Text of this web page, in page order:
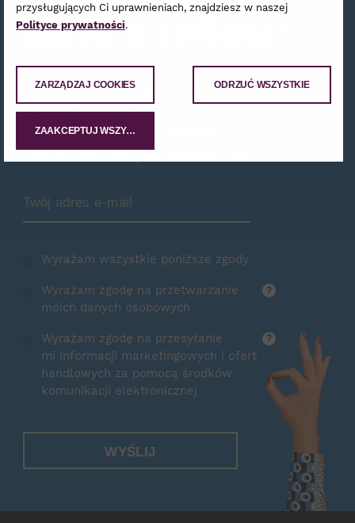
Bądźmy w kontakcie!
Zapisz się do naszego newslettera,
a raz na jakiś czas podrzucimy
Ci garść informacji o najnowszej
ofercie i najbliższych wydarzeniach.
Wyrażam wszystkie poniższe zgody
Wyrażam zgodę na przetwarzanie
moich danych osobowych
?
Wyrażam zgodę na przesyłanie
mi informacji marketingowych i ofert
handlowych za pomocą środków
komunikacji elektronicznej
?
WYŚLIJ
przysługujących Ci uprawnieniach, znajdziesz w naszej
Polityce prywatności.
ZARZĄDZAJ COOKIES ODRZUĆ WSZYSTKIE
ZAAKCEPTUJ WSZYSTKIE